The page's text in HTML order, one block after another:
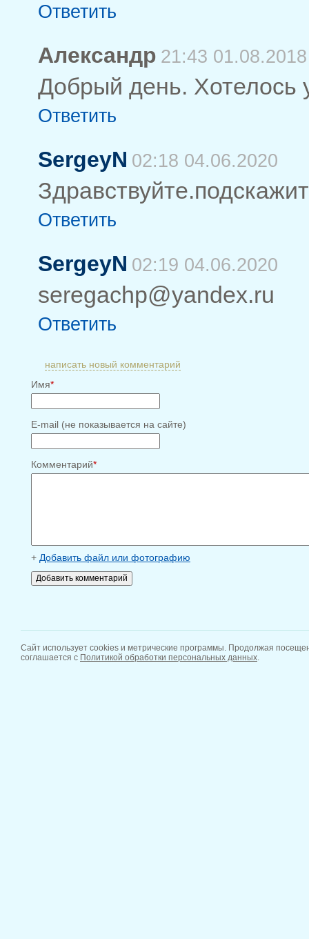
Ответить
Александр 21:43 01.08.2018
Добрый день. Хотелось
Ответить
SergeyN 02:18 04.06.2020
Ответить
SergeyN 02:19 04.06.2020
seregachp@yandex.ru
Ответить
написать новый комментарий
Имя*
E-mail (не показывается на сайте)
Комментарий*
+ Добавить файл или фотографию
Сайт использует cookies и метрические программы. Продолжая
соглашается с Политикой обработки персональных данных.